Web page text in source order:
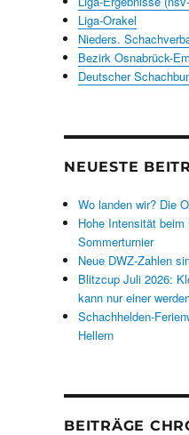
Liga-Orakel
Nieders.
Bezirk Osnabrück-
Deutscher
NEUESTE
Wo landen wir? Die
Hohe Intensität beim
Sommerturnier
Neue DWZ-Zahlen
Blitzcup Juli 2026:
kann nur einer
Schachhelden-
Hellern
BEITRÄGE